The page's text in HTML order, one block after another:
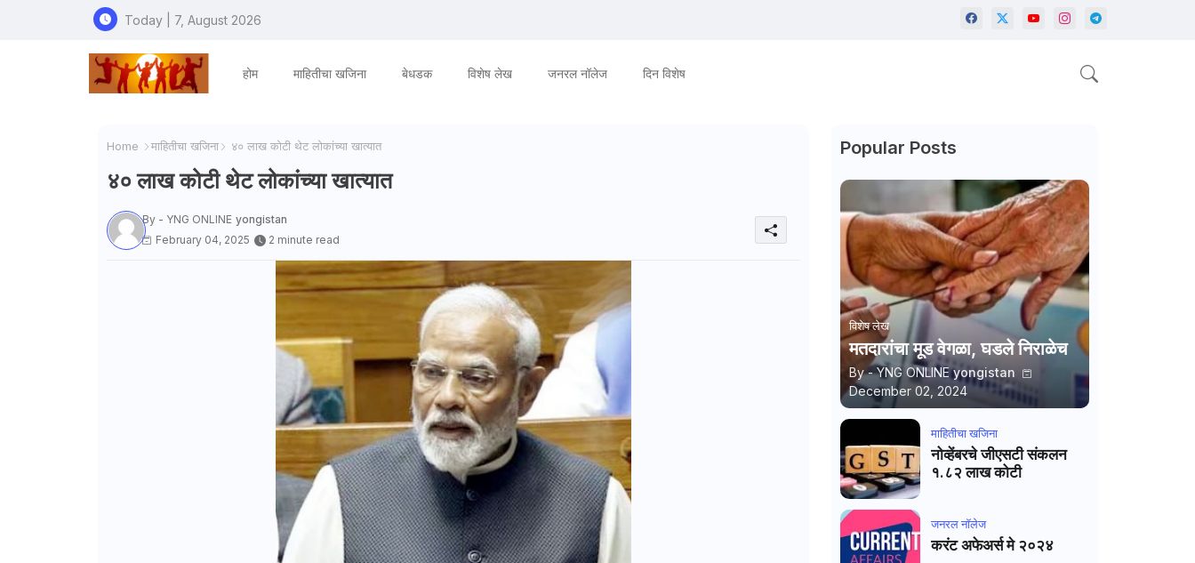
Today | 7, August 2026
होम माहितीचा खजिना बेधडक विशेष लेख जनरल नॉलेज दिन विशेष
Home माहितीचा खजिना ४० लाख कोटी थेट लोकांच्या खात्यात
४० लाख कोटी थेट लोकांच्या खात्यात
By - YNG ONLINE yongistan
February 04, 2025
2 minute read
Popular Posts
विशेष लेख
मतदारांचा मूड वेगळा, घडले निराळेच
By - YNG ONLINE yongistan
December 02, 2024
माहितीचा खजिना
नोव्हेंबरचे जीएसटी संकलन
१.८२ लाख कोटी
जनरल नाॅलेज
करंट अफेअर्स मे २०२४